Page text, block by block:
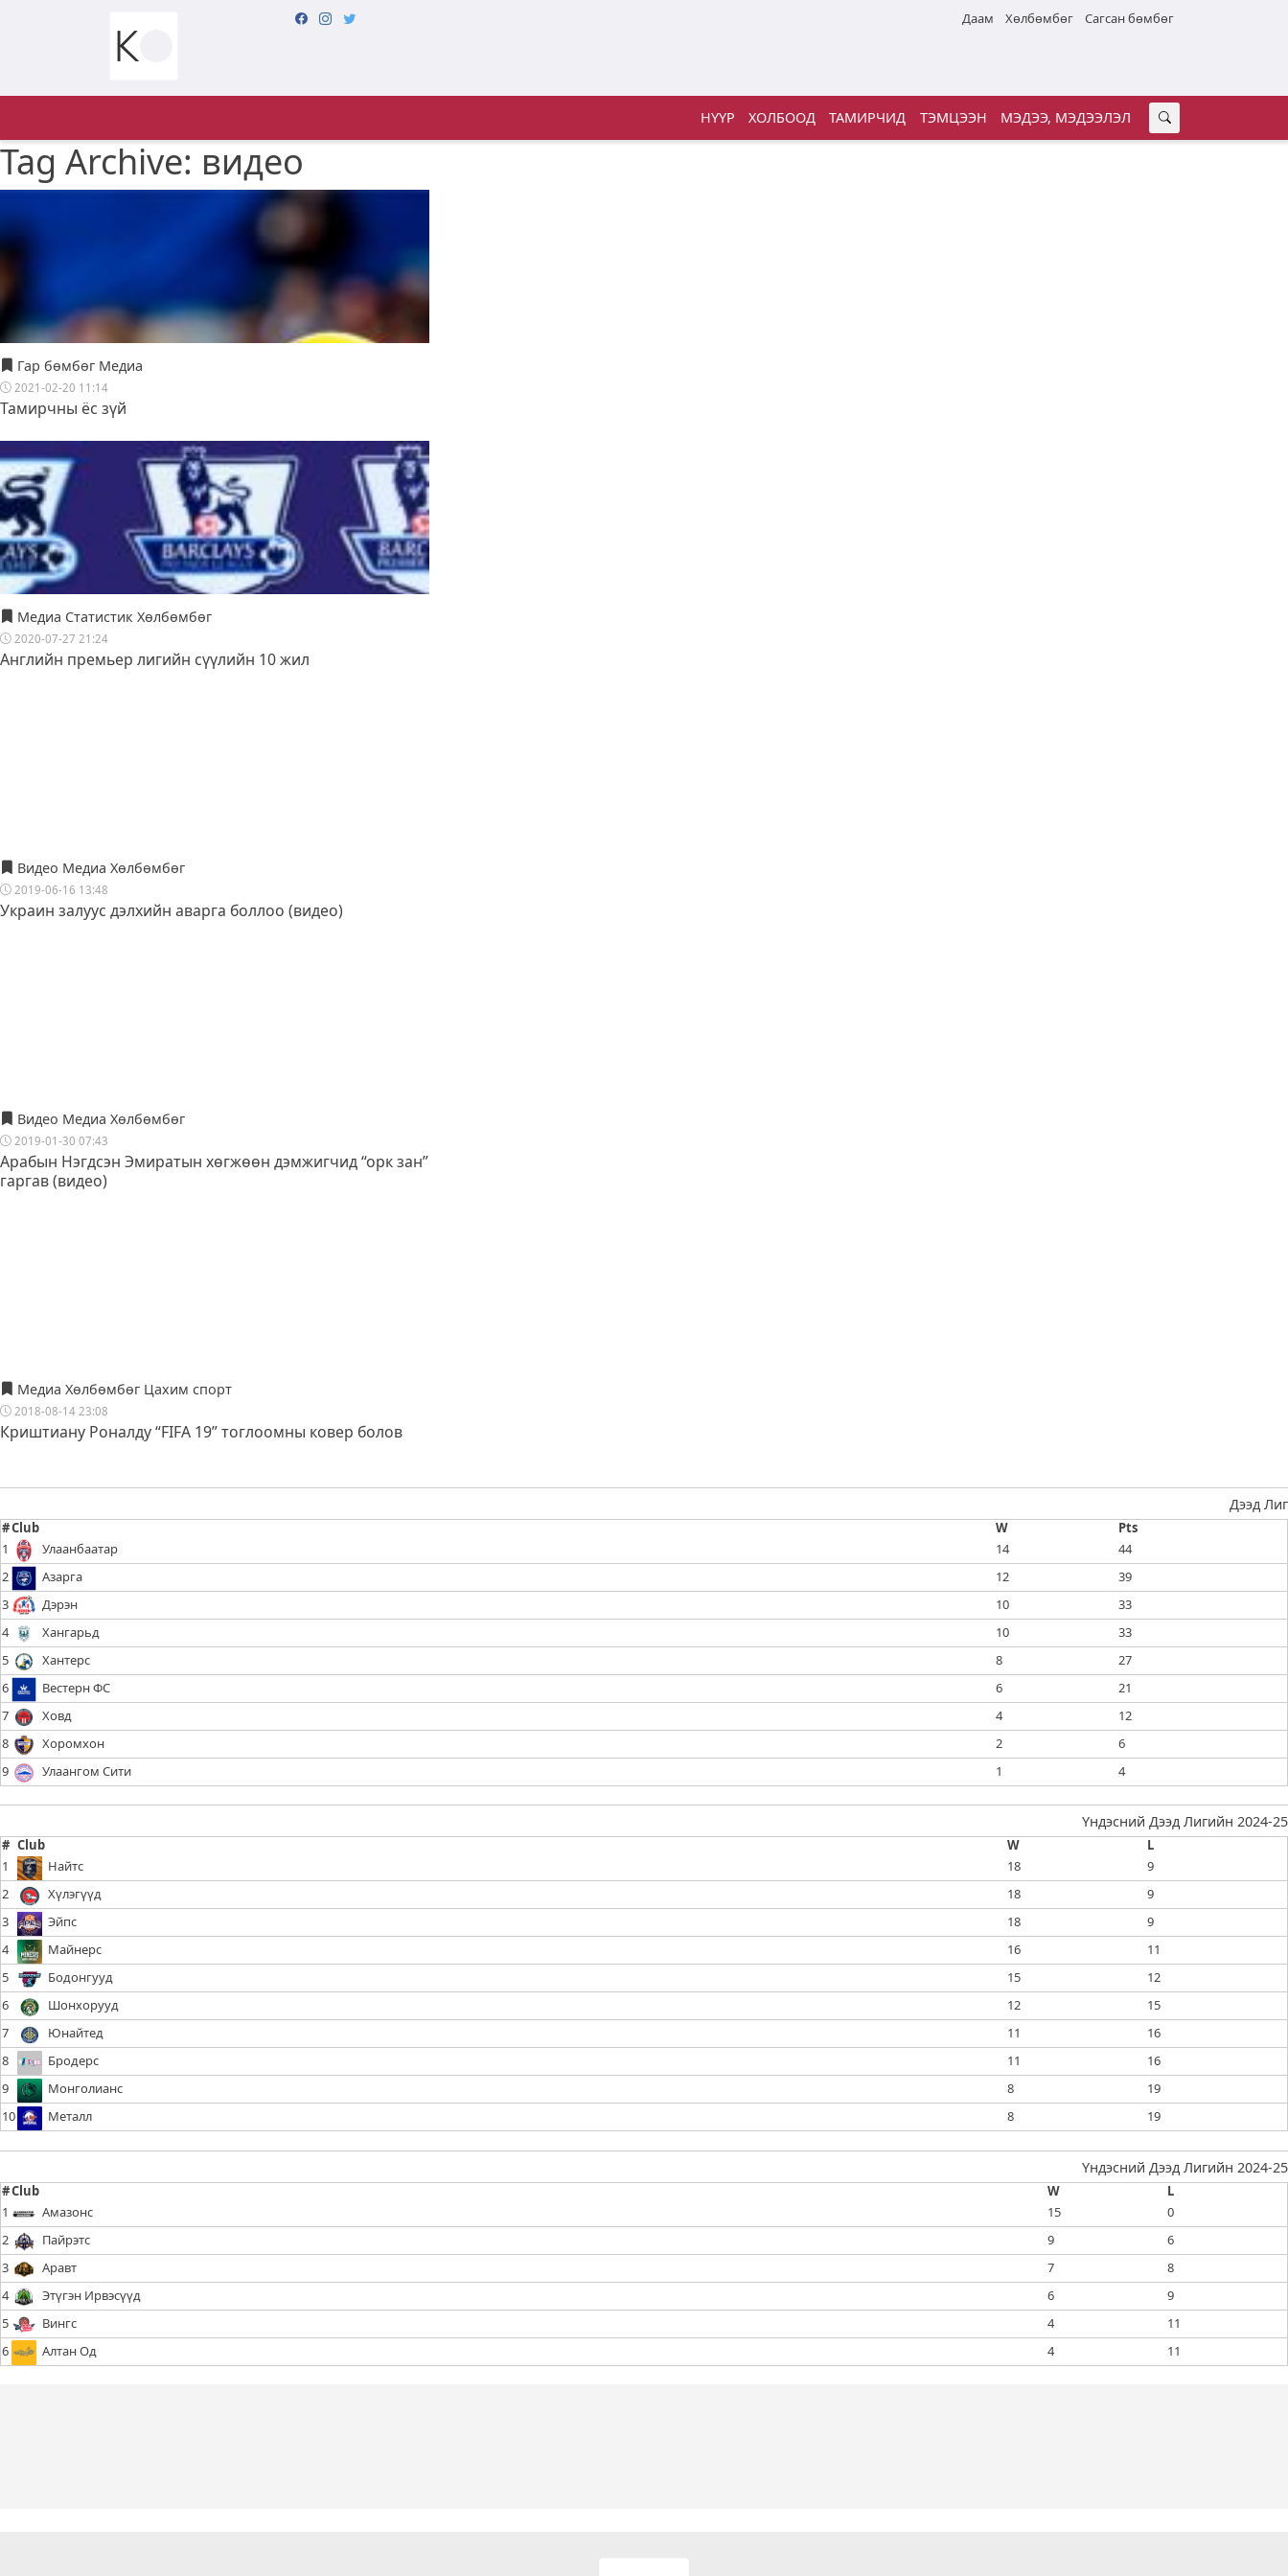
Даам Хөлбөмбөг Сагсан бөмбөг
НҮҮР ХОЛБООД ТАМИРЧИД ТЭМЦЭЭН МЭДЭЭ, МЭДЭЭЛЭЛ
Tag Archive: видео
Гар бөмбөг Медиа
2021-02-20 11:14
Тамирчны ёс зүй
Медиа Статистик Хөлбөмбөг
2020-07-27 21:24
Английн премьер лигийн сүүлийн 10 жил
Видео Медиа Хөлбөмбөг
2019-06-16 13:48
Украин залуус дэлхийн аварга боллоо (видео)
Видео Медиа Хөлбөмбөг
2019-01-30 07:43
Арабын Нэгдсэн Эмиратын хөгжөөн дэмжигчид “орк зан”
гаргав (видео)
Медиа Хөлбөмбөг Цахим спорт
2018-08-14 23:08
Криштиану Роналду “FIFA 19” тоглоомны ковер болов
Дээд Лиг
#Club W
Pts
1
Улаанбаатар 14
44
2
Азарга 12
39
3
Дэрэн 10
33
4
Хангарьд 10
33
5
Хантерс 8
27
6
Вестерн ФС 6
21
7
Ховд 4
12
8
Хоромхон 2
6
9
Улаангом Сити 1 4
Үндэсний Дээд Лигийн 2024-25
# Club W
L
1
Найтс 18
9
2
Хүлэгүүд 18
9
3
Эйпс 18
9
4
Майнерс 16
11
5
Бодонгууд 15
12
6
Шонхорууд 12
15
7
Юнайтед 11
16
8
Бродерс 11
16
9
Монголианс 8
19
10
Металл 8 19
Үндэсний Дээд Лигийн 2024-25
#Club W
L
1
Амазонс 15
0
2
Пайрэтс 9
6
3
Аравт 7
8
4
Этүгэн Ирвэсүүд 6
9
5
Вингс 4
11
6
Алтан Од 4 11